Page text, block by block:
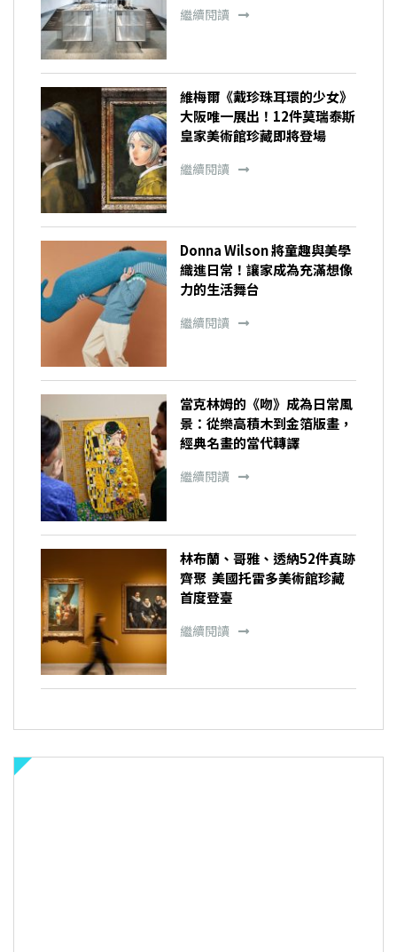
繼續閱讀
維梅爾《戴珍珠耳環的少女》
大阪唯一展出！12件莫瑞泰斯
皇家美術館珍藏即將登場
繼續閱讀
Donna Wilson 將童趣與美學
織進日常！讓家成為充滿想像
力的生活舞台
繼續閱讀
當克林姆的《吻》成為日常風
景：從樂高積木到金箔版畫，
經典名畫的當代轉譯
繼續閱讀
林布蘭、哥雅、透納52件真跡
齊聚 美國托雷多美術館珍藏
首度登臺
繼續閱讀